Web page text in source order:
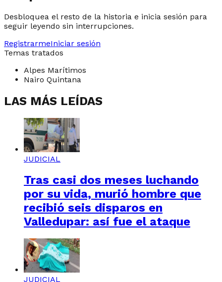
Desbloquea el resto de la historia e inicia sesión para
seguir leyendo sin interrupciones.
RegistrarmeIniciar sesión
Temas tratados
Alpes Marítimos
Nairo Quintana
LAS MÁS LEÍDAS
JUDICIAL
Tras casi dos meses luchando
por su vida, murió hombre que
recibió seis disparos en
Valledupar: así fue el ataque
JUDICIAL